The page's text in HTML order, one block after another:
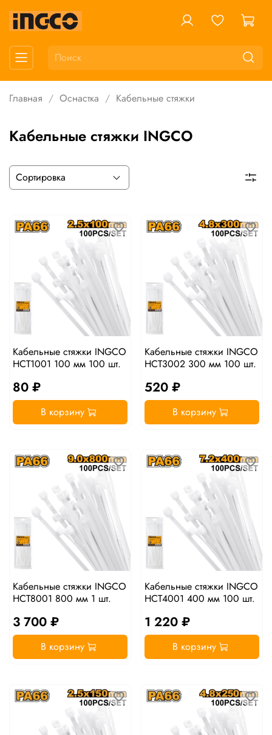
Главная Оснастка Кабельные стяжки
Кабельные стяжки INGCO
Кабельные стяжки INGCO
HCT1001 100 мм 100 шт.
80 ₽
В корзину
Кабельные стяжки INGCO
HCT3002 300 мм 100 шт.
520 ₽
В корзину
Кабельные стяжки INGCO
HCT8001 800 мм 1 шт.
3 700 ₽
В корзину
Кабельные стяжки INGCO
HCT4001 400 мм 100 шт.
1 220 ₽
В корзину